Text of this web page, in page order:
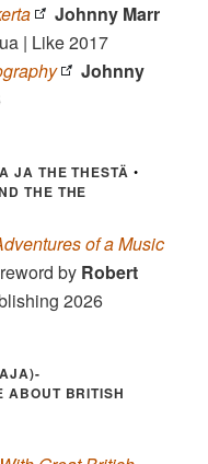
Johnny Marr
| Like 2017
Johnny
JA THE THESTÄ •
THE THE
of a Music
by Robert
2026
ABOUT BRITISH